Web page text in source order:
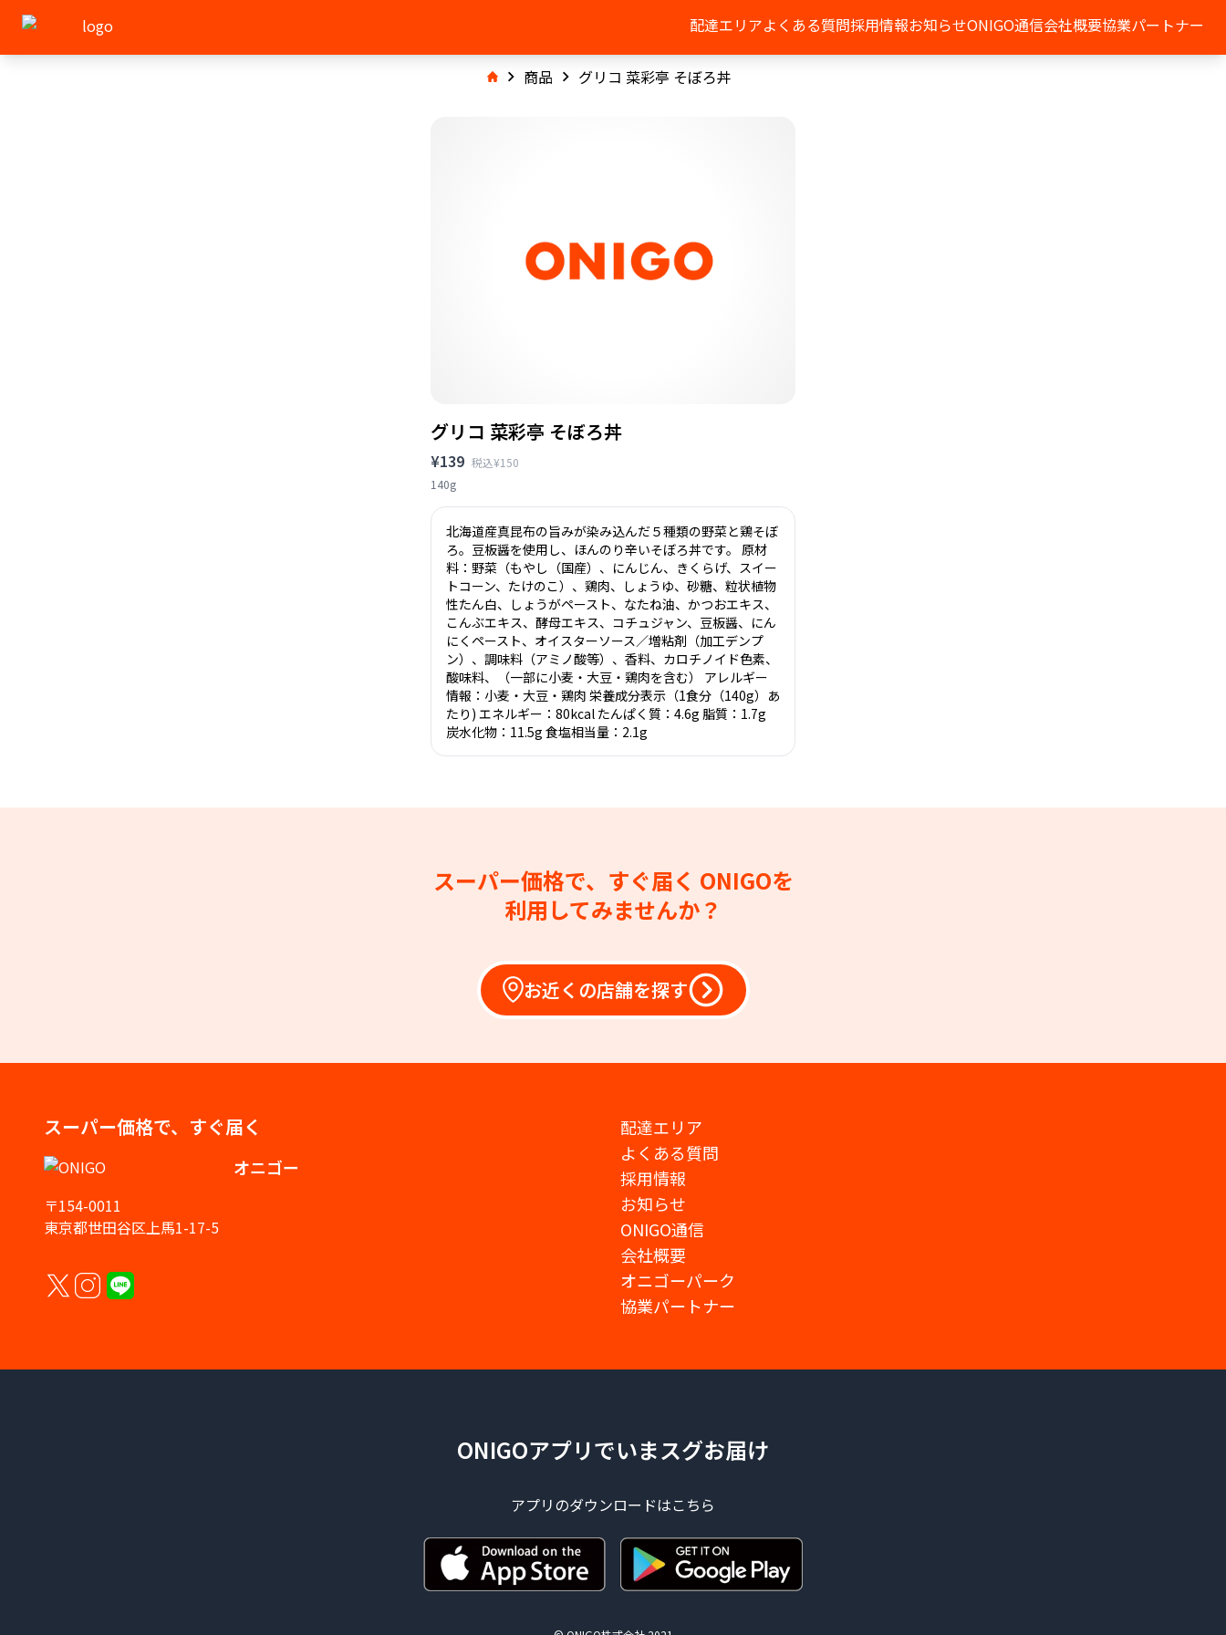
配達エリアよくある質問採用情報お知らせONIGO通信会社概要協業パートナー
商品 グリコ 菜彩亭 そぼろ丼
グリコ 菜彩亭 そぼろ丼
¥139 税込¥150
140g
北海道産真昆布の旨みが染み込んだ５種類の野菜と鶏そぼ
ろ。豆板醤を使用し、ほんのり辛いそぼろ丼です。 原材
料：野菜（もやし（国産）、にんじん、きくらげ、スイー
トコーン、たけのこ）、鶏肉、しょうゆ、砂糖、粒状植物
性たん白、しょうがペースト、なたね油、かつおエキス、
こんぶエキス、酵母エキス、コチュジャン、豆板醤、にん
にくペースト、オイスターソース／増粘剤（加工デンプ
ン）、調味料（アミノ酸等）、香料、カロチノイド色素、
酸味料、（一部に小麦・大豆・鶏肉を含む） アレルギー
情報：小麦・大豆・鶏肉 栄養成分表示（1食分（140g）あ
たり) エネルギー：80kcal たんぱく質：4.6g 脂質：1.7g
炭水化物：11.5g 食塩相当量：2.1g
スーパー価格で、すぐ届く ONIGOを
利用してみませんか？
お近くの店舗を探す
スーパー価格で、すぐ届く
オニゴー
〒154-0011
東京都世田谷区上馬1-17-5
配達エリア
よくある質問
採用情報
お知らせ
ONIGO通信
会社概要
オニゴーパーク
協業パートナー
ONIGOアプリでいまスグお届け
アプリのダウンロードはこちら